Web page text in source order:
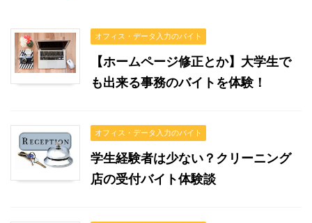
オフィス・データ入力のバイト
【ホームページ修正とか】大学生で
も出来る事務のバイトを体験！
オフィス・データ入力のバイト
学生経験者は少ない？クリーニング
店の受付バイト体験談